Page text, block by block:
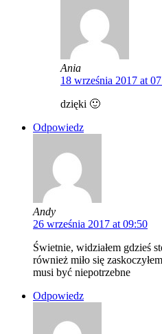
Ania
18 września 2017 at
dzięki 🙂
Odpowiedz
Andy
26 września 2017 at 09:50
Świetnie, widziałem gdzieś
również miło się
musi być niepotrzebne
Odpowiedz